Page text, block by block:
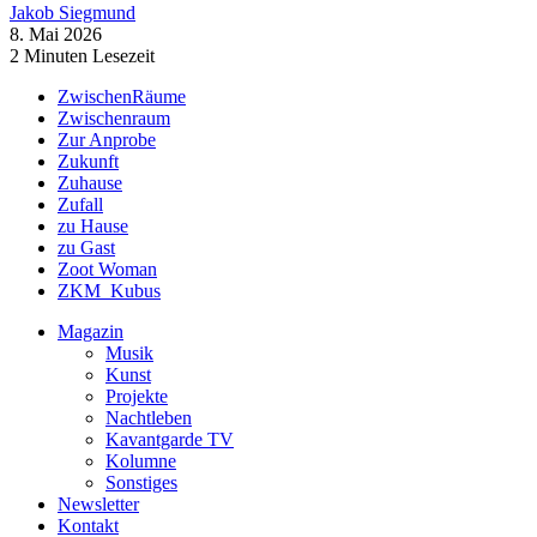
Jakob Siegmund
8. Mai 2026
2 Minuten Lesezeit
ZwischenRäume
Zwischenraum
Zur Anprobe
Zukunft
Zuhause
Zufall
zu Hause
zu Gast
Zoot Woman
ZKM_Kubus
Magazin
Musik
Kunst
Projekte
Nachtleben
Kavantgarde TV
Kolumne
Sonstiges
Newsletter
Kontakt